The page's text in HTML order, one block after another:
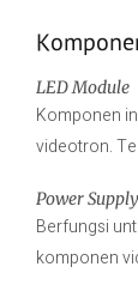
LED Module
Komponen
videotron.
Power Supply
Berfungsi
komponen